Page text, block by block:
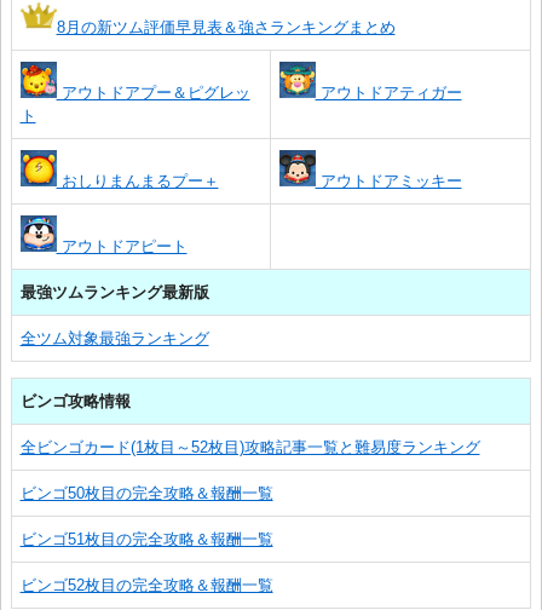
8月の新ツム評価早見表＆強さランキングまとめ
アウトドアプー＆ピグレッ
ト
アウトドアティガー
おしりまんまるプー＋ アウトドアミッキー
アウトドアピート
最強ツムランキング最新版
全ツム対象最強ランキング
ビンゴ攻略情報
全ビンゴカード(1枚目～52枚目)攻略記事一覧と難易度ランキング
ビンゴ50枚目の完全攻略＆報酬一覧
ビンゴ51枚目の完全攻略＆報酬一覧
ビンゴ52枚目の完全攻略＆報酬一覧